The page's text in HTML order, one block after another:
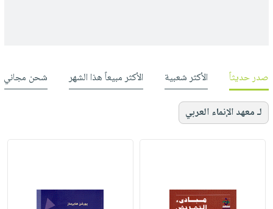
صدر حديثاً الأكثر شعبية الأكثر مبيعاً هذا الشهر شحن مجاني
لـ معهد الإنماء العربي